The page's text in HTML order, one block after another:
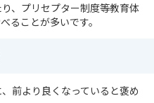
、プリセプター制度等教育体
ることが多いです。
前より良くなっていると褒め